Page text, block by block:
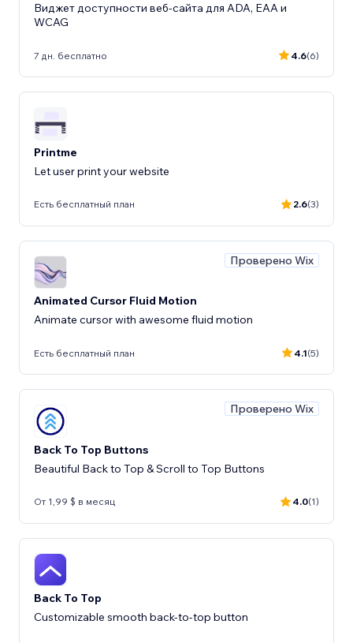
Виджет доступности веб-сайта для ADA, EAA и
WCAG
7 дн. бесплатно 4.6(6)
Printme
Let user print your website
Есть бесплатный план 2.6(3)
Проверено Wix
Animated Cursor Fluid Motion
Animate cursor with awesome fluid motion
Есть бесплатный план 4.1(5)
Проверено Wix
Back To Top Buttons
Beautiful Back to Top & Scroll to Top Buttons
От 1,99 $ в месяц 4.0(1)
Back To Top
Customizable smooth back-to-top button